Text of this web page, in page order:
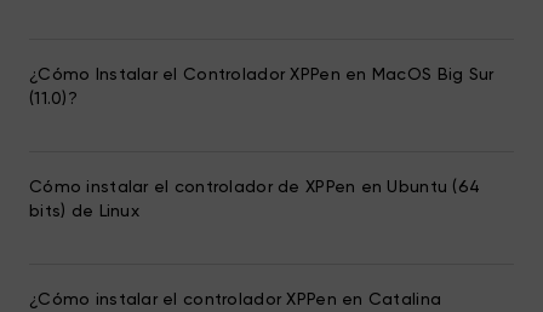
¿Cómo Instalar el Controlador XPPen en MacOS Big Sur
(11.0)?
Cómo instalar el controlador de XPPen en Ubuntu (64
bits) de Linux
¿Cómo instalar el controlador XPPen en Catalina